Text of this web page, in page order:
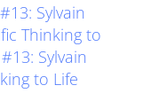
Sylvain
Thinking to
Sylvain
to Life